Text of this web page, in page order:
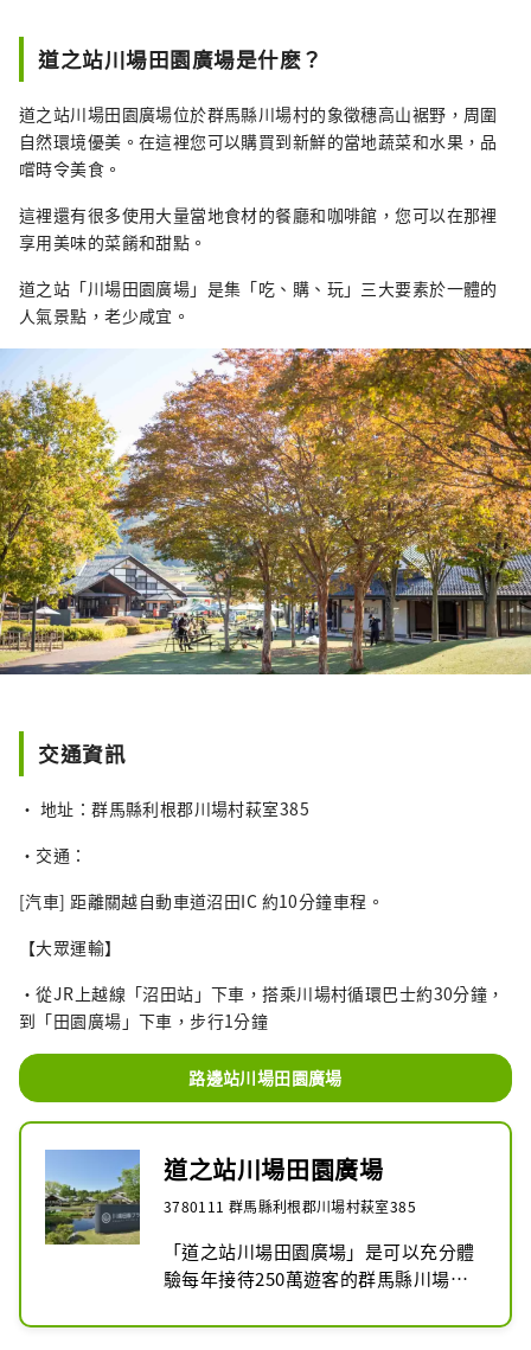
厚養蠶和手工藝傳統的小城市中，您還可以充
分體驗日本文化的魅力。 從東京乘坐新幹線前
往交通樞紐高崎市僅需約一小時，讓您可以輕
鬆安排一天的短途旅行。如能選擇停留多日，
將能更深入地感受群馬縣的獨特魅力。
道之站川場田園廣場是什麽？
道之站川場田園廣場位於群馬縣川場村的象徵穗高山裾野，周圍
自然環境優美。在這裡您可以購買到新鮮的當地蔬菜和水果，品
嚐時令美食。
這裡還有很多使用大量當地食材的餐廳和咖啡館，您可以在那裡
享用美味的菜餚和甜點。
道之站「川場田園廣場」是集「吃、購、玩」三大要素於一體的
人氣景點，老少咸宜。
交通資訊
• 地址：群馬縣利根郡川場村萩室385
•交通：
[汽車] 距離關越自動車道沼田IC 約10分鐘車程。
【大眾運輸】
・從JR上越線「沼田站」下車，搭乘川場村循環巴士約30分鐘，
到「田園廣場」下車，步行1分鐘
路邊站川場田園廣場
道之站川場田園廣場
3780111 群馬縣利根郡川場村萩室385
「道之站川場田園廣場」是可以充分體
驗每年接待250萬遊客的群馬縣川場村
站，不只可以順便去買紀念品或吃飯，